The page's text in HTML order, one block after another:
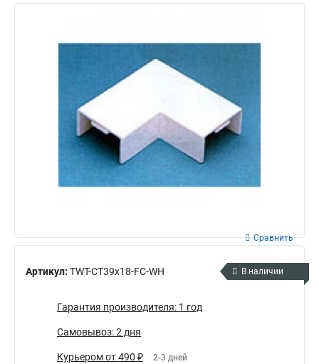
Артикул: TWT-CT39x18-FC-WH
Сравнить
В наличии
Гарантия производителя: 1 год
Самовывоз: 2 дня
Курьером от 490 ₽ 2-3 дней